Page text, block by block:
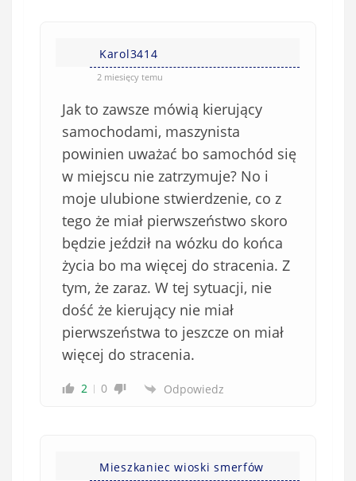
Karol3414
2 miesięcy temu
Jak to zawsze mówią kierujący
samochodami, maszynista
powinien uważać bo samochód się
w miejscu nie zatrzymuje? No i
moje ulubione stwierdzenie, co z
tego że miał pierwszeństwo skoro
będzie jeździł na wózku do końca
życia bo ma więcej do stracenia. Z
tym, że zaraz. W tej sytuacji, nie
dość że kierujący nie miał
pierwszeństwa to jeszcze on miał
więcej do stracenia.
2 0 Odpowiedz
Mieszkaniec wioski smerfów